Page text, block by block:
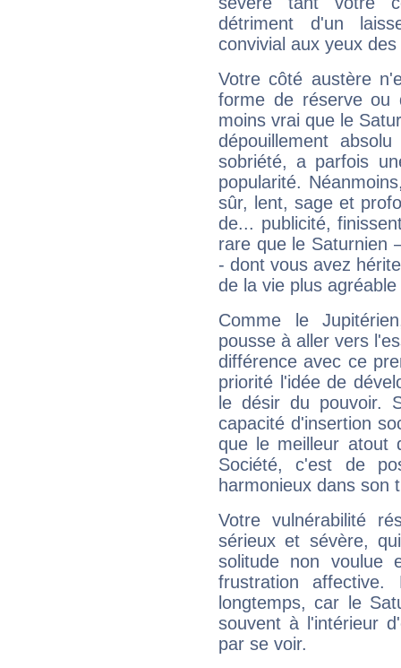
détriment d'un
convivial aux yeux
Votre côté austère
forme de réserve
moins vrai que le
dépouillement
sobriété, a parfois
popularité.
sûr, lent, sage et
de... publicité,
rare que le Saturnien
- dont vous avez
de la vie plus
Comme le
pousse à aller vers
différence avec ce
priorité l'idée de
le désir du pouvoir.
capacité d'insertion
que le meilleur atout
Société, c'est de
harmonieux dans son
Votre vulnérabilité
sérieux et sévère,
solitude non voulue
frustration
longtemps, car le
souvent à l'intérieur
par se voir.